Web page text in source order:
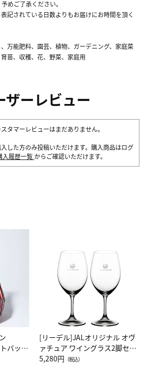
めご了承ください。
記されている日数よりもお届けにお時間を頂く
万能肥料、園芸、植物、ガーデニング、家庭菜
苗、収穫、花、野菜、家庭用
ザーレビュー
タマーレビューはまだありません。
した方のみ投稿いただけます。購入商品はログ
入履歴一覧 からご確認いただけます。
バッグ
）ス
[リーデル]JALオリジナル オヴ
ァチュア ワイングラス2脚セッ
ト（レッドワイン）
5,280円 （税込）